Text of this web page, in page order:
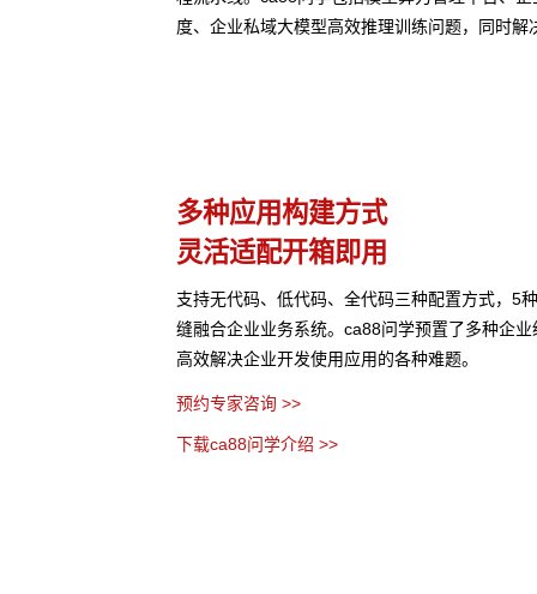
度、企业私域大模型高效推理训练问题，同时
多种应用构建方式
灵活适配开箱即用
支持无代码、低代码、全代码三种配置方式，5
缝融合企业业务系统。ca88问学预置了多种企
高效解决企业开发使用应用的各种难题。
预约专家咨询 >>
下载ca88问学介绍 >>